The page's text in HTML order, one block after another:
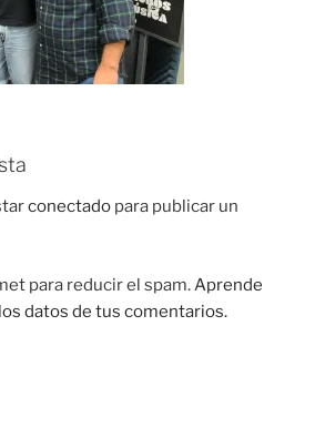
conectado para publicar un
para reducir el spam.Aprende
datos de tus comentarios.